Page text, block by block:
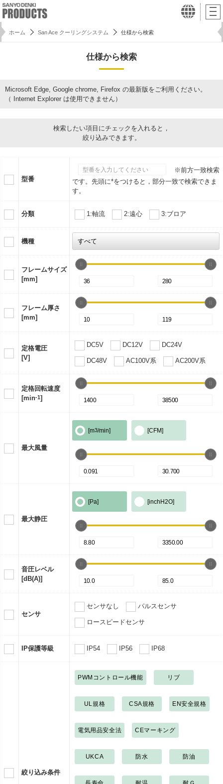
ホーム San Ace クーリングシステム 仕様から検索
仕様から検索
Microsoft Edge, Google chrome, Firefox の最新版をご利用ください。
（ Internet Explorer は使用できません）
検索したい項目にチェックを入れると，
絞り込みできます。
型番
※前方一致検索
です。先頭に*をつけると，部分一致で検索できま
す。
分類 1:軸流 2:遠心 3:ブロア
機種
フレームサイズ
[mm]
フレーム厚さ
[mm]
定格電圧
[V]
DC5V DC12V DC24V
DC48V AC100V系 AC200V系
定格回転速度
[min-1]
最大風量
[m3/min] [CFM]
最大静圧
[Pa] [inchH2O]
音圧レベル
[dB(A)]
センサ
センサなし パルスセンサ
ロースピードセンサ
IP保護等級 IP54 IP56 IP68
絞り込み条件
PWMコントロール機能 リブ
UL規格 CSA規格 EN安全規格
電気用品安全法 CEマーキング
UKCA 防水 防油